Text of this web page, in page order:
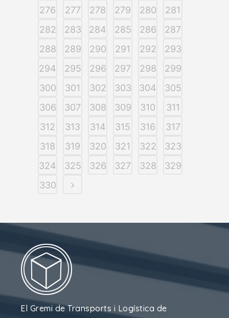
276
277 278 279 280
281
282
283 284 285 286
287
288
289 290 291 292
293
294
295 296 297 298
299
300
301 302 303 304
305
306
307 308 309 310
311
312
313 314 315 316
317
318
319 320 321 322
323
324
325 326 327 328
329
330
El Gremi de Transports i Logística de